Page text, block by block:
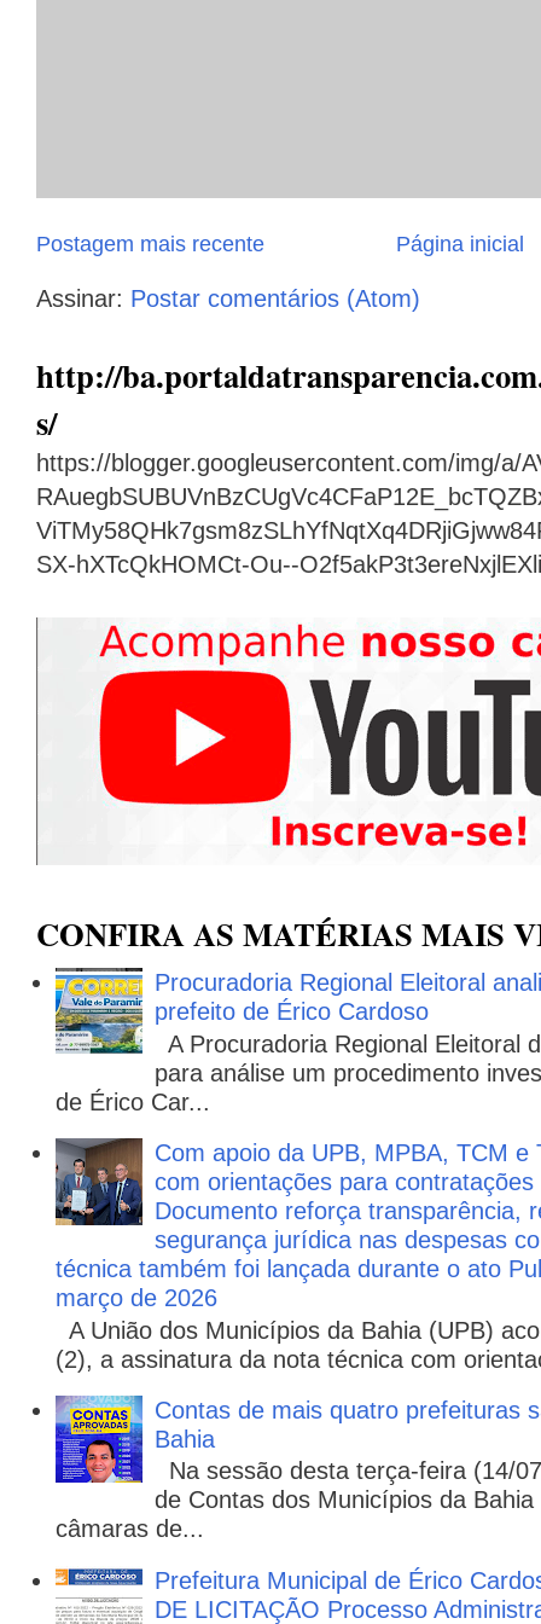
Postagem mais recente Página inicial
Assinar: Postar comentários (Atom)
http://
s/
https://blogger.googleusercontent.com/img/a/
SX-hXTcQkHOMCt-Ou--
CONFIRA AS MATÉRIAS MAIS
Procuradoria Regional Eleitoral
prefeito de Érico Cardoso
A Procuradoria Regional Eleitoral
para análise um procedimento
de Érico Car...
Com apoio da UPB, MPBA, TCM
com orientações para
Documento reforça transparência,
segurança jurídica nas despesas
técnica também foi lançada durante o ato
março de 2026
A União dos Municípios da Bahia (UPB)
(2), a assinatura da nota técnica com
Contas de mais quatro prefeituras
Bahia
Na sessão desta terça-feira (14/
de Contas dos Municípios da
câmaras de...
Prefeitura Municipal de Érico
DE LICITAÇÃO Processo